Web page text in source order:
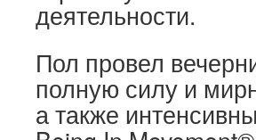
деятельности.
Пол провел
полную силу и
а также